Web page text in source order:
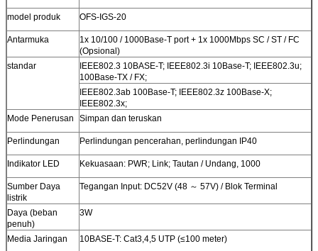
model produk OFS-IGS-20
Antarmuka
1x 10/100 / 1000Base-T port + 1x 1000Mbps SC / ST / FC
(Opsional)
standar
IEEE802.3 10BASE-T; IEEE802.3i 10Base-T; IEEE802.3u;
100Base-TX / FX;
IEEE802.3ab 100Base-T; IEEE802.3z 100Base-X;
IEEE802.3x;
Mode Penerusan
Simpan dan teruskan
Perlindungan Perlindungan pencerahan, perlindungan IP40
Indikator LED Kekuasaan: PWR; Link; Tautan / Undang, 1000
Sumber Daya
listrik
Tegangan Input: DC52V (48 ～ 57V) / Blok Terminal
Daya (beban
penuh)
3W
Media Jaringan 10BASE-T: Cat3,4,5 UTP (≤100 meter)